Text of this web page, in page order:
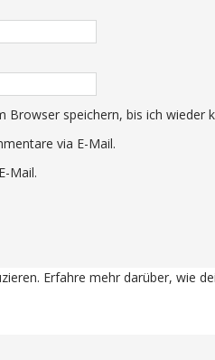
Browser speichern, bis ich wieder
via E-Mail.
Mail.
Erfahre mehr darüber, wie